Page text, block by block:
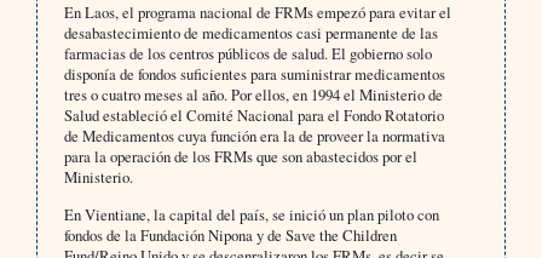
En Laos, el programa nacional de FRMs empezó para evitar el
desabastecimiento de medicamentos casi permanente de las
farmacias de los centros públicos de salud. El gobierno solo
disponía de fondos suficientes para suministrar medicamentos
tres o cuatro meses al año. Por ellos, en 1994 el Ministerio de
Salud estableció el Comité Nacional para el Fondo Rotatorio
de Medicamentos cuya función era la de proveer la normativa
para la operación de los FRMs que son abastecidos por el
Ministerio.
En Vientiane, la capital del país, se inició un plan piloto con
fondos de la Fundación Nipona y de Save the Children